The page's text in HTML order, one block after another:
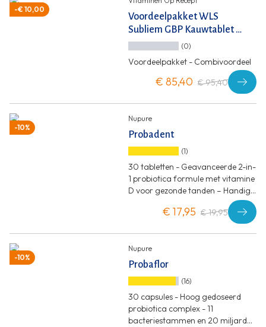
-€ 10,00
Voordeelpakket WLS
Subliem GBP Kauwtablet +
Calci D3
(0)
Voordeelpakket - Combivoordeel
€ 85,40 € 95,40
-10%
Nupure
Probadent
(1)
30 tabletten - Geavanceerde 2-in-
1 probiotica formule met vitamine
D voor gezonde tanden – Handig
zuigtablet met citroensmaak
€ 17,95 € 19,95
-10%
Nupure
Probaflor
(16)
30 capsules - Hoog gedoseerd
probiotica complex - 11
bacteriestammen en 20 miljard